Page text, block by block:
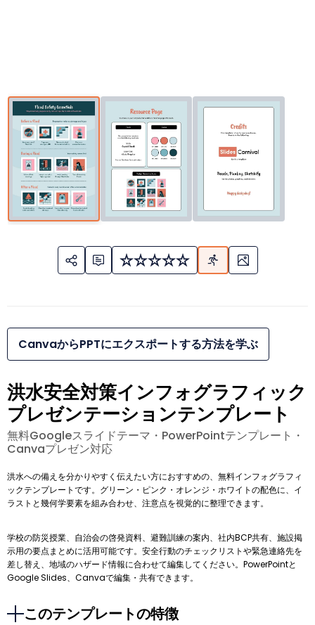
CanvaからPPTにエクスポートする方法を学ぶ
洪水安全対策インフォグラフィック
プレゼンテーションテンプレート
無料Googleスライドテーマ・PowerPointテンプレート・
Canvaプレゼン対応
洪水への備えを分かりやすく伝えたい方におすすめの、無料インフォグラフィ
ックテンプレートです。グリーン・ピンク・オレンジ・ホワイトの配色に、イ
ラストと幾何学要素を組み合わせ、注意点を視覚的に整理できます。
学校の防災授業、自治会の啓発資料、避難訓練の案内、社内BCP共有、施設掲
示用の要点まとめに活用可能です。安全行動のチェックリストや緊急連絡先を
差し替え、地域のハザード情報に合わせて編集してください。PowerPointと
Google Slides、Canvaで編集・共有できます。
このテンプレートの特徴